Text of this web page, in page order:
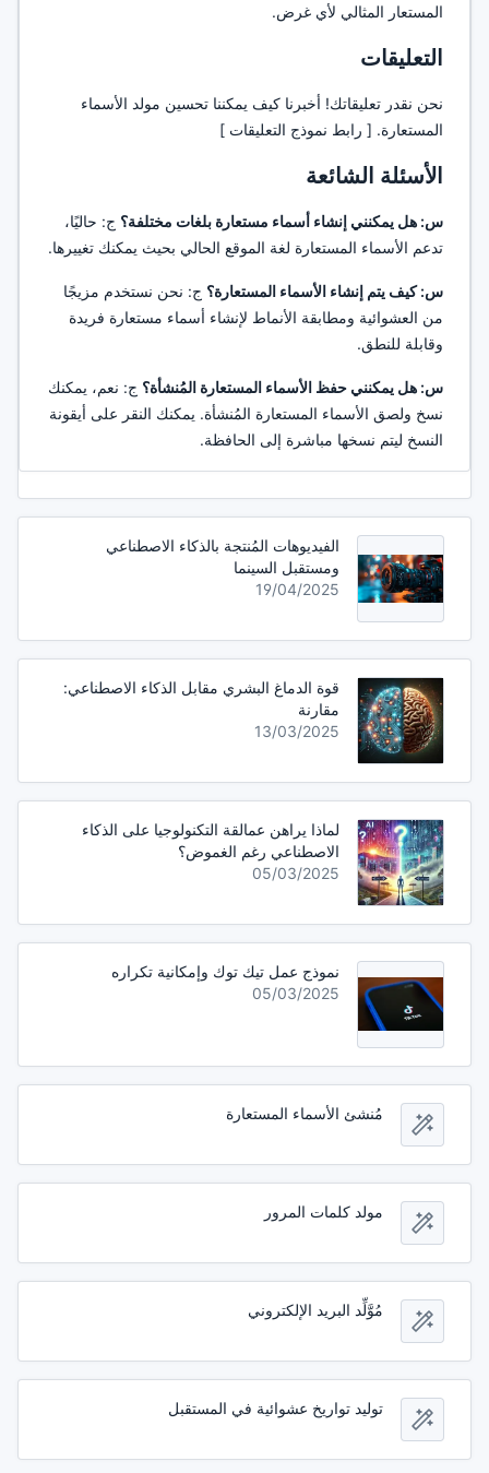
المستعار المثالي لأي غرض.
التعليقات
نحن نقدر تعليقاتك! أخبرنا كيف يمكننا تحسين مولد الأسماء
المستعارة. [ رابط نموذج التعليقات ]
الأسئلة الشائعة
س: هل يمكنني إنشاء أسماء مستعارة بلغات مختلفة؟ ج: حاليًا،
تدعم الأسماء المستعارة لغة الموقع الحالي بحيث يمكنك تغييرها.
س: كيف يتم إنشاء الأسماء المستعارة؟ ج: نحن نستخدم مزيجًا
من العشوائية ومطابقة الأنماط لإنشاء أسماء مستعارة فريدة
وقابلة للنطق.
س: هل يمكنني حفظ الأسماء المستعارة المُنشأة؟ ج: نعم، يمكنك
نسخ ولصق الأسماء المستعارة المُنشأة. يمكنك النقر على أيقونة
النسخ ليتم نسخها مباشرة إلى الحافظة.
الفيديوهات المُنتجة بالذكاء الاصطناعي
ومستقبل السينما
19/04/2025
قوة الدماغ البشري مقابل الذكاء الاصطناعي:
مقارنة
13/03/2025
لماذا يراهن عمالقة التكنولوجيا على الذكاء
الاصطناعي رغم الغموض؟
05/03/2025
نموذج عمل تيك توك وإمكانية تكراره
05/03/2025
مُنشئ الأسماء المستعارة
مولد كلمات المرور
مُوَّلِّد البريد الإلكتروني
توليد تواريخ عشوائية في المستقبل